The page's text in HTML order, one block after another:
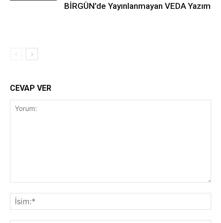
BİRGÜN’de Yayınlanmayan VEDA Yazım
CEVAP VER